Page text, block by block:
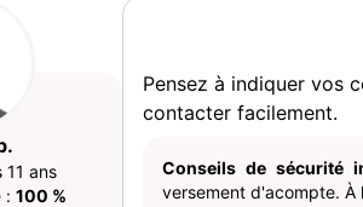
11 ans
: 100 %
Pensez à indiquer vos
contacter facilement.
Conseils de sécurité
versement d'acompte. À